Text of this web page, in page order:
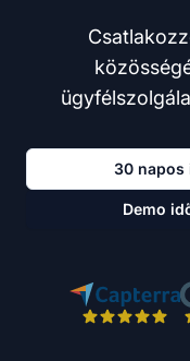
30 napos
Demo